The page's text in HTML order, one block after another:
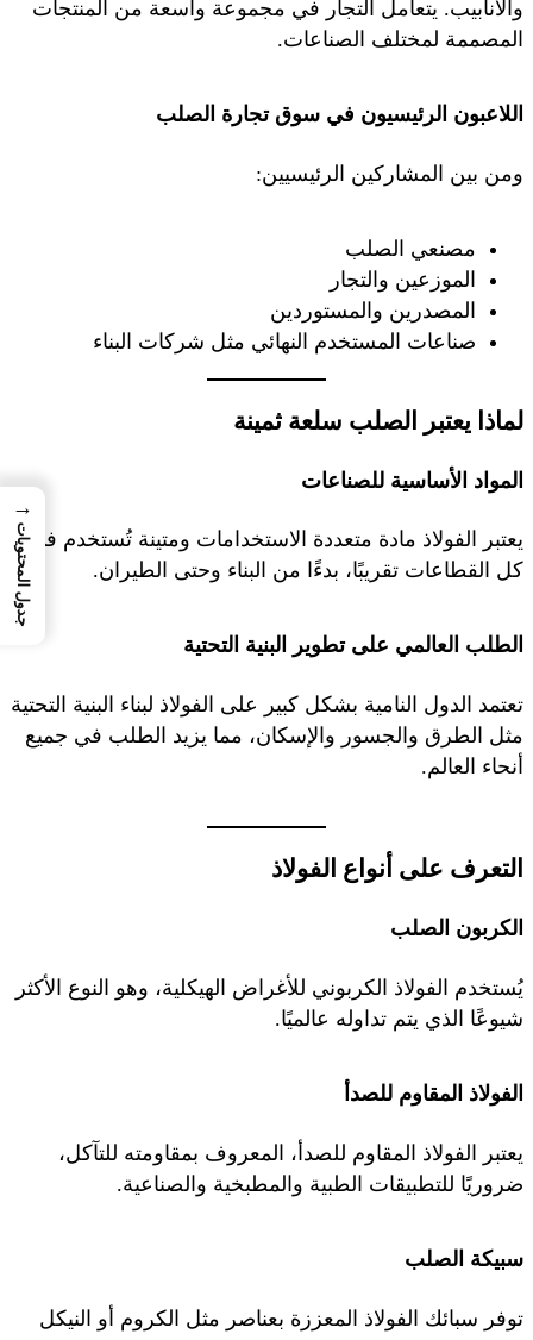
والأنابيب. يتعامل التجار في مجموعة واسعة من المنتجات
المصممة لمختلف الصناعات.
اللاعبون الرئيسيون في سوق تجارة الصلب
ومن بين المشاركين الرئيسيين:
مصنعي الصلب
الموزعين والتجار
المصدرين والمستوردين
صناعات المستخدم النهائي مثل شركات البناء
لماذا يعتبر الصلب سلعة ثمينة
المواد الأساسية للصناعات
يعتبر الفولاذ مادة متعددة الاستخدامات ومتينة تُستخدم في
كل القطاعات تقريبًا، بدءًا من البناء وحتى الطيران.
الطلب العالمي على تطوير البنية التحتية
تعتمد الدول النامية بشكل كبير على الفولاذ لبناء البنية التحتية
مثل الطرق والجسور والإسكان، مما يزيد الطلب في جميع
أنحاء العالم.
التعرف على أنواع الفولاذ
الكربون الصلب
يُستخدم الفولاذ الكربوني للأغراض الهيكلية، وهو النوع الأكثر
شيوعًا الذي يتم تداوله عالميًا.
الفولاذ المقاوم للصدأ
يعتبر الفولاذ المقاوم للصدأ، المعروف بمقاومته للتآكل،
ضروريًا للتطبيقات الطبية والمطبخية والصناعية.
سبيكة الصلب
توفر سبائك الفولاذ المعززة بعناصر مثل الكروم أو النيكل
→
جدول المحتويات